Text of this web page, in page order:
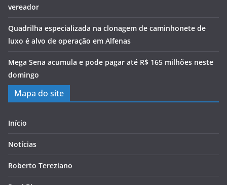
vereador
Quadrilha especializada na clonagem de caminhonete de
luxo é alvo de operação em Alfenas
Mega Sena acumula e pode pagar até R$ 165 milhões neste
domingo
Mapa do site
Início
Notícias
Roberto Tereziano